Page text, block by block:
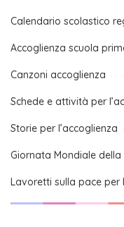
Calendario scolastico
Accoglienza scuola
Canzoni accoglienza
Schede e attività per
Storie per l’accoglienza
Giornata Mondiale
Lavoretti sulla pace per